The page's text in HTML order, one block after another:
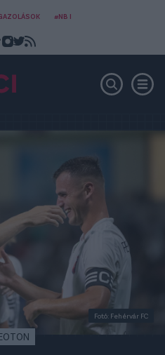
#NB I
Fotó: Fehérvár FC